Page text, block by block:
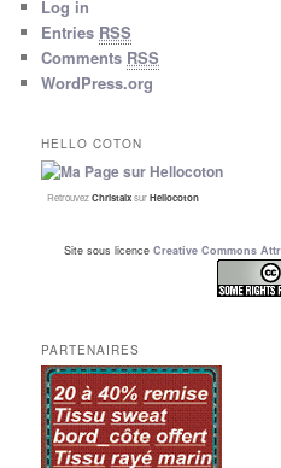
Log in
Entries RSS
Comments RSS
WordPress.org
HELLO COTON
RetrouvezChristalxsurHellocoton
Site sous licence Creative Commons
PARTENAIRES